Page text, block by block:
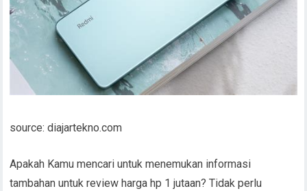
source: diajartekno.com
Apakah Kamu mencari untuk menemukan informasi
tambahan untuk review harga hp 1 jutaan? Tidak perlu